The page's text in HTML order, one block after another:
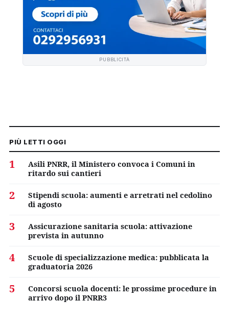
PUBBLICITÀ
PIÙ LETTI OGGI
1
Asili PNRR, il Ministero convoca i Comuni in
ritardo sui cantieri
2
Stipendi scuola: aumenti e arretrati nel cedolino
di agosto
3
Assicurazione sanitaria scuola: attivazione
prevista in autunno
4
Scuole di specializzazione medica: pubblicata la
graduatoria 2026
5
Concorsi scuola docenti: le prossime procedure in
arrivo dopo il PNRR3